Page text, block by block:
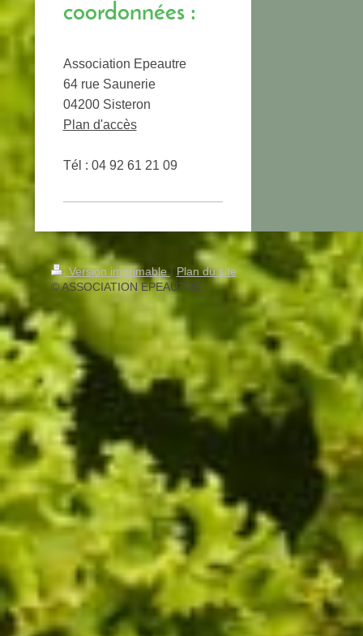
coordonnées :
Association Epeautre
64 rue Saunerie
04200 Sisteron
Plan d'accès
Tél : 04 92 61 21 09
Version imprimable | Plan du site
© ASSOCIATION EPEAUTRE